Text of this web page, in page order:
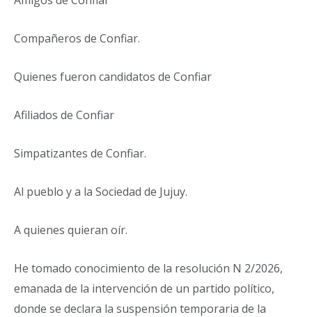
Compañeros de Confiar.
Quienes fueron candidatos de Confiar
Afiliados de Confiar
Simpatizantes de Confiar.
Al pueblo y a la Sociedad de Jujuy.
A quienes quieran oír.
He tomado conocimiento de la resolución N 2/2026,
emanada de la intervención de un partido político,
donde se declara la suspensión temporaria de la